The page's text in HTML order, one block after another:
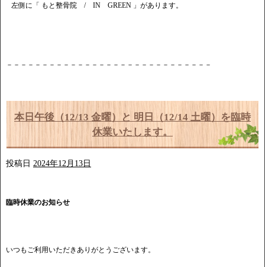
左側に「 もと整骨院 / IN GREEN 」があります。
－－－－－－－－－－－－－－－－－－－－－－－－－－－－－
本日午後（12/13 金曜）と 明日（12/14 土曜）を臨時
休業いたします。
投稿日 2024年12月13日
臨時休業のお知らせ
いつもご利用いただきありがとうございます。